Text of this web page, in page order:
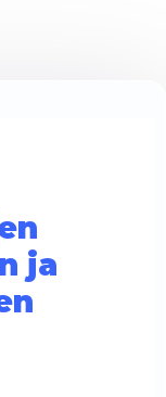
ja